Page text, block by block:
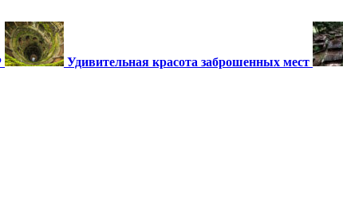
Удивительная красота заброшенных мест